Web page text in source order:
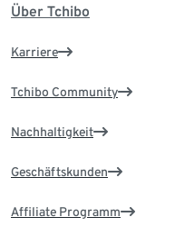
Über Tchibo
Karriere
Tchibo Community
Nachhaltigkeit
Geschäftskunden
Affiliate Programm